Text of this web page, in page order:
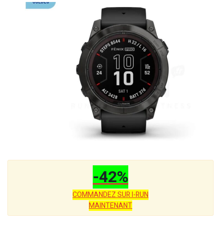
-42%
COMMANDEZ SUR I-RUN
MAINTENANT